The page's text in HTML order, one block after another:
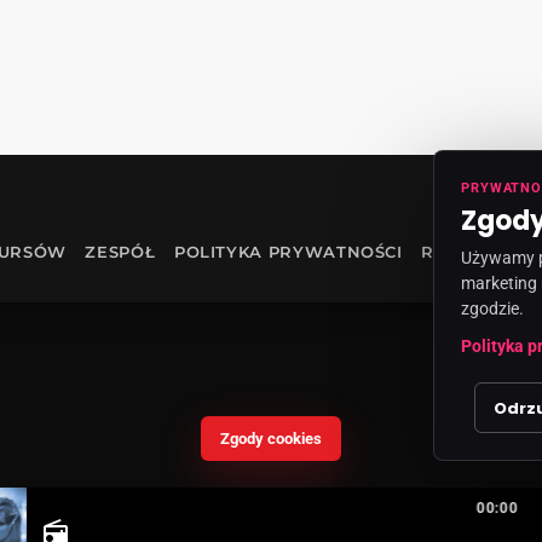
radio
00:00
ZESPÓŁ POLITYKA PRYWATNOŚCI RODOUżywamy
marketing
zgodzie.
Polityka
Zgody cookies